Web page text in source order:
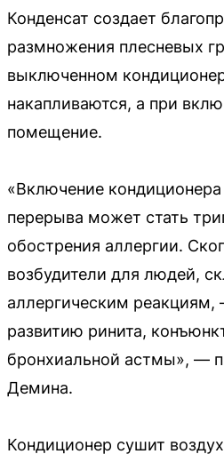
Конденсат создает
размножения плесневых
выключенном
накапливаются, а при
помещение.
«Включение кондиционера
перерыва может стать
обострения аллергии.
возбудители для людей,
аллергическим реакциям,
развитию ринита,
бронхиальной астмы», —
Демина.
Кондиционер сушит